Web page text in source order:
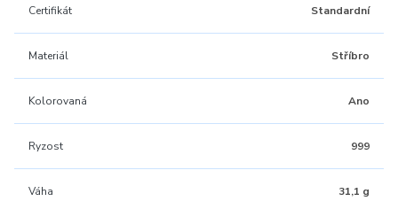
Certifikát Standardní
Materiál Stříbro
Kolorovaná Ano
Ryzost 999
Váha 31,1 g